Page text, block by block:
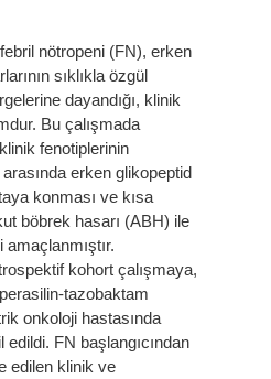
nötropeni (FN), erken
sıklıkla özgül
dayandığı, klinik
Bu çalışmada
fenotiplerinin
erken glikopeptid
konması ve kısa
böbrek hasarı (ABH) ile
kohort çalışmaya,
tazobaktam
onkoloji hastasında
FN başlangıcından
edilen klinik ve